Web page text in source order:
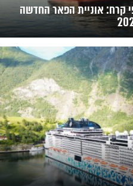
קרח: אוניית הפאר החדשה